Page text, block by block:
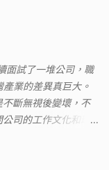
發現還是需要法院的
的求生者，在一個小
當我不幸受到詐騙
類橫行卻沒有人願
者也是義憤填膺，
見，古色古香的複
下午檯球——3分 c.正
立可白，更常用：
色搭配： a.紅加黑
灰——3分 10.有多
面試了一堆公司，職
業的差異真巨大。
斷無視後變壞，不
司的工作文化和環